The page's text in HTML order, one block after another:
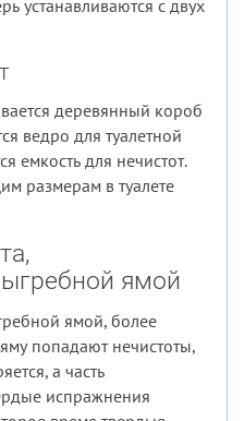
устанавливаются с двух
деревянный короб
ведро для туалетной
емкость для нечистот.
размерам в туалете
ямой
ямой, более
попадают нечистоты,
а часть
испражнения